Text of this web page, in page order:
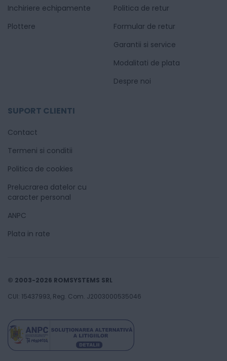
Inchiriere echipamente
Plottere
Politica de retur
Formular de retur
Garantii si service
Modalitati de plata
Despre noi
SUPORT CLIENTI
Contact
Termeni si conditii
Politica de cookies
Prelucrarea datelor cu
caracter personal
ANPC
Plata in rate
© 2003-2026 ROMSYSTEMS SRL
CUI: 15437993, Reg. Com. J2003000535046